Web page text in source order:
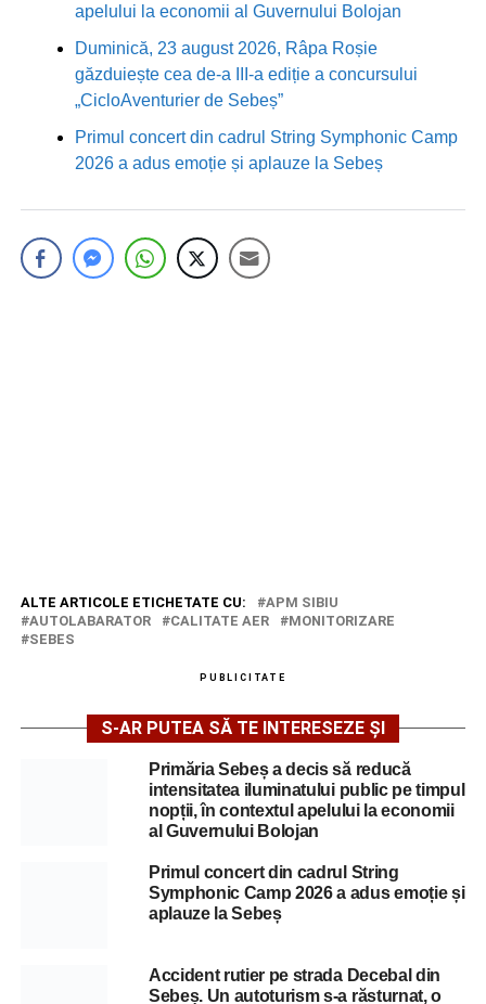
apelului la economii al Guvernului Bolojan
Duminică, 23 august 2026, Râpa Roșie
găzduiește cea de-a III-a ediție a concursului
„CicloAventurier de Sebeș”
Primul concert din cadrul String Symphonic Camp
2026 a adus emoție și aplauze la Sebeș
ALTE ARTICOLE ETICHETATE CU:
APM SIBIU
AUTOLABARATOR
CALITATE AER
MONITORIZARE
SEBES
PUBLICITATE
S-AR PUTEA SĂ TE INTERESEZE ȘI
Primăria Sebeș a decis să reducă
intensitatea iluminatului public pe timpul
nopții, în contextul apelului la economii
al Guvernului Bolojan
Primul concert din cadrul String
Symphonic Camp 2026 a adus emoție și
aplauze la Sebeș
Accident rutier pe strada Decebal din
Sebeș. Un autoturism s-a răsturnat, o